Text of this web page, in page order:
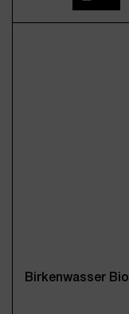
Birkenwasser Bio